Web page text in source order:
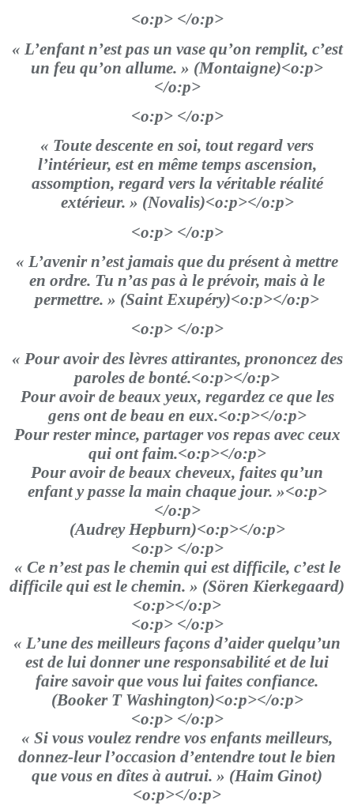
<o:p> </o:p>
« L’enfant n’est pas un vase qu’on remplit, c’est
un feu qu’on allume. » (Montaigne)<o:p>
</o:p>
<o:p> </o:p>
« Toute descente en soi, tout regard vers
l’intérieur, est en même temps ascension,
assomption, regard vers la véritable réalité
extérieur. » (Novalis)<o:p></o:p>
<o:p> </o:p>
« L’avenir n’est jamais que du présent à mettre
en ordre. Tu n’as pas à le prévoir, mais à le
permettre. » (Saint Exupéry)<o:p></o:p>
<o:p> </o:p>
« Pour avoir des lèvres attirantes, prononcez des
paroles de bonté.<o:p></o:p>
Pour avoir de beaux yeux, regardez ce que les
gens ont de beau en eux.<o:p></o:p>
Pour rester mince, partager vos repas avec ceux
qui ont faim.<o:p></o:p>
Pour avoir de beaux cheveux, faites qu’un
enfant y passe la main chaque jour. »<o:p>
</o:p>
(Audrey Hepburn)<o:p></o:p>
<o:p> </o:p>
« Ce n’est pas le chemin qui est difficile, c’est le
difficile qui est le chemin. » (Sören Kierkegaard)
<o:p></o:p>
<o:p> </o:p>
« L’une des meilleurs façons d’aider quelqu’un
est de lui donner une responsabilité et de lui
faire savoir que vous lui faites confiance.
(Booker T Washington)<o:p></o:p>
<o:p> </o:p>
« Si vous voulez rendre vos enfants meilleurs,
donnez-leur l’occasion d’entendre tout le bien
que vous en dîtes à autrui. » (Haim Ginot)
<o:p></o:p>